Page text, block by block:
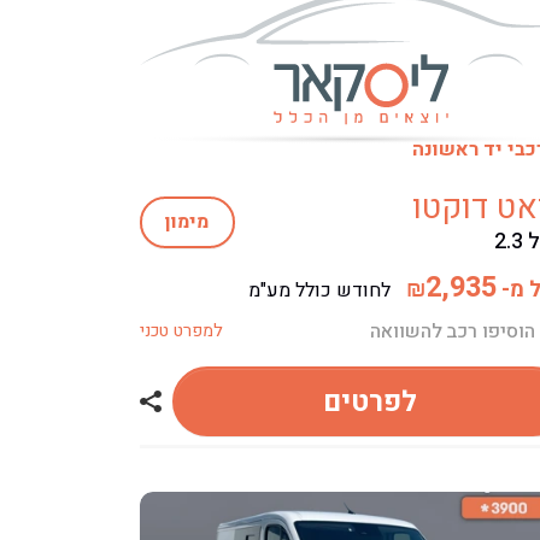
דובלו
יד ראשונה
דוקטו מימון
מ- ₪2,935
לחודש כולל מע"מ
הוסיפו רכב להשוואה
למפרט טכני
לפרטים שתף רכב פיאט